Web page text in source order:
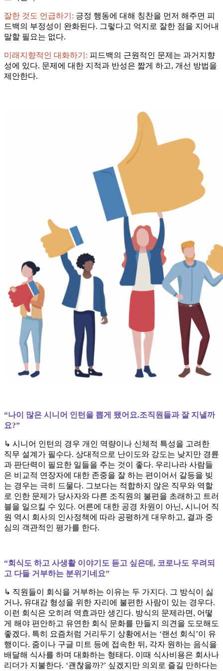
잘한 것도 언급하기: 긍정 행동에 대해 칭찬을 먼저 해주면 피
드백의 부정성이 완화된다. 그렇다고 억지로 잘한 점을 지어내
말할 필요는 없다.
미래지향적인 대화하기: 피드백의 근원적인 문제는 과거지향
성에 있다. 문제에 대한 지적과 반성은 짧게 하고, 개선 방법을
제안한다.
“나이 많은 시니어 인턴을 뽑게 됐어요.조직원들과 잘 지낼까
요?”
↳ 시니어 인턴의 경우 개인 역량이나 신체적 특성을 고려한
직무 설계가 필수다. 상대적으로 난이도와 강도는 낮지만 경륜
과 판단력이 필요한 일들을 주는 것이 좋다. 우리나라 사람들
은 비교적 연장자에 대한 존중을 잘 하는 편이어서 갈등을 빚
는 경우는 극히 드물다. 그보다는 적합하지 않은 직무와 역할
로 인한 문제가 당사자와 다른 조직원의 불편을 초래하고 트러
블을 일으킬 수 있다. 어른에 대한 공경 차원이 아닌, 시니어 직
원 역시 회사의 인사정책에 따라 공평하게 대우하고, 결과 중
심의 객관적인 평가를 한다.
“회식도 하고 사생활 이야기도 듣고 싶은데, 코로나도 우려되
고 다들 거부하는 분위기네요”
↳ 직원들이 회식을 거부하는 이유는 두 가지다. 그 방식이 싫
거나, 유대감 형성을 위한 자리에 불편한 사람이 있는 경우다.
이런 회식은 오히려 역효과만 생긴다. 방식의 문제라면, 어떻
게 해야 편안하고 유연한 회식 문화를 만들지 의견을 도모해도
좋겠다. 특히 요즘처럼 거리두기 상황에서는 ‘랜선 회식’이 유
행이다. 줌이나 구글 미트 등에 접속한 뒤, 각자 원하는 음식을
배달해 식사를 하며 대화하는 형태다. 이때 식사비용은 회사나
리더가 지불한다. ‘괜찮을까?’ 싶겠지만 의외로 즐길 만하다는